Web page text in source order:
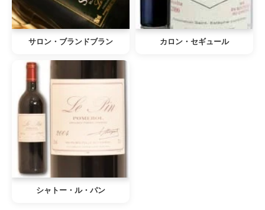
サロン・ブランドブラン カロン・セギュール
シャトー・ル・パン